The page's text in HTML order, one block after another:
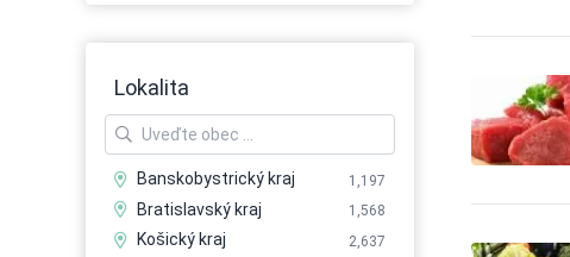
potraviny
Potravinárstvo - predaj
technológií
9
polotovarov
Potravinárstvo - výrobky
zásobovanie
13,374
Lokalita
Banskobystrický kraj 1,197
Bratislavský kraj 1,568
Košický kraj 2,637